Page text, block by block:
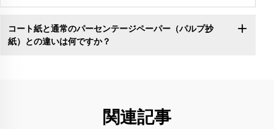
コート紙と通常のパーセンテージペーパー（パルプ抄
紙）との違いは何ですか？
関連記事